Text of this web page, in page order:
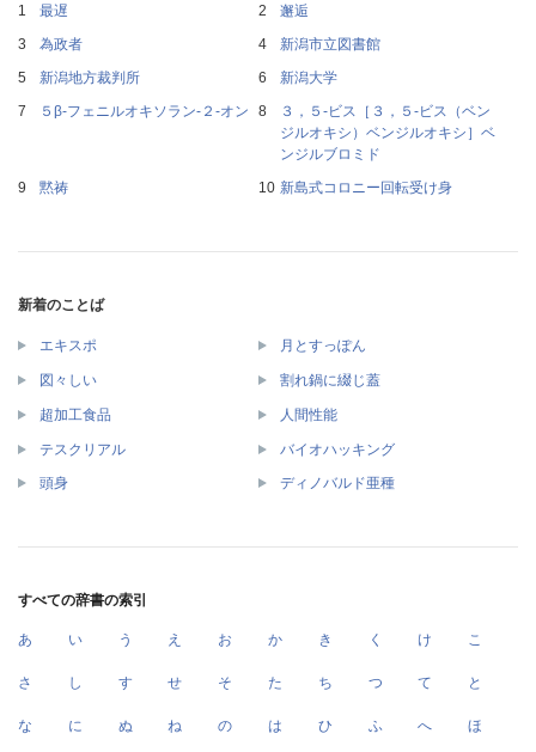
最遅
邂逅
為政者
新潟市立図書館
新潟地方裁判所
新潟大学
５β‐フェニルオキソラン‐２‐オン
３，５‐ビス［３，５‐ビス（ベン
ジルオキシ）ベンジルオキシ］ベ
ンジルブロミド
黙祷
新島式コロニー回転受け身
新着のことば
エキスポ 月とすっぽん
図々しい 割れ鍋に綴じ蓋
超加工食品 人間性能
テスクリアル バイオハッキング
頭身 ディノバルド亜種
すべての辞書の索引
あ い う え お か き く け こ
さ し す せ そ た ち つ て と
な に ぬ ね の は ひ ふ へ ほ